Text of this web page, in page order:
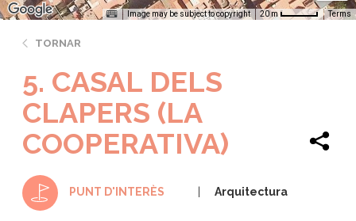
Image may be subject to copyright 20 m Terms
TORNAR
5. CASAL DELS
CLAPERS (LA
COOPERATIVA)
PUNT D'INTERÈS Arquitectura